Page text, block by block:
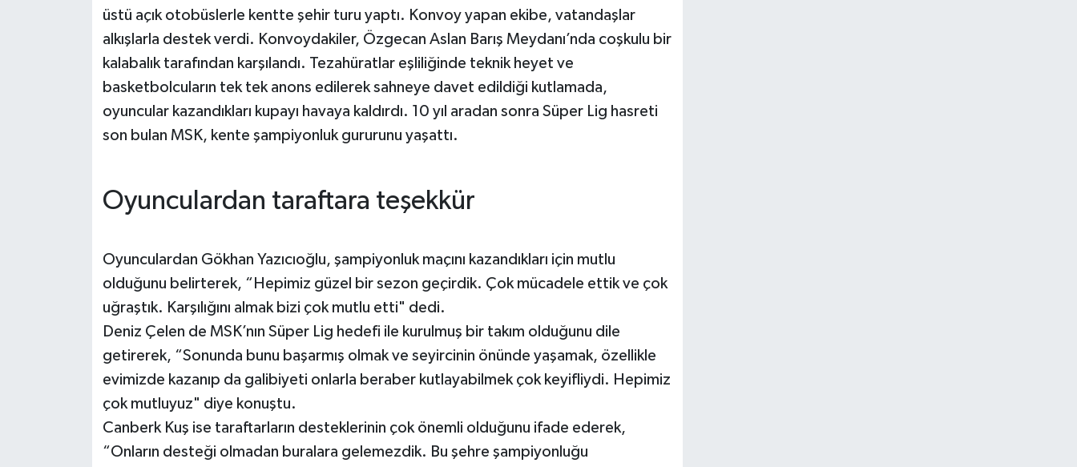
üstü açık otobüslerle kentte şehir turu yaptı. Konvoy yapan ekibe, vatandaşlar
alkışlarla destek verdi. Konvoydakiler, Özgecan Aslan Barış Meydanı’nda coşkulu bir
kalabalık tarafından karşılandı. Tezahüratlar eşliliğinde teknik heyet ve
basketbolcuların tek tek anons edilerek sahneye davet edildiği kutlamada,
oyuncular kazandıkları kupayı havaya kaldırdı. 10 yıl aradan sonra Süper Lig hasreti
son bulan MSK, kente şampiyonluk gururunu yaşattı.
Oyunculardan taraftara teşekkür
Oyunculardan Gökhan Yazıcıoğlu, şampiyonluk maçını kazandıkları için mutlu
olduğunu belirterek, “Hepimiz güzel bir sezon geçirdik. Çok mücadele ettik ve çok
uğraştık. Karşılığını almak bizi çok mutlu etti" dedi.
Deniz Çelen de MSK’nın Süper Lig hedefi ile kurulmuş bir takım olduğunu dile
getirerek, “Sonunda bunu başarmış olmak ve seyircinin önünde yaşamak, özellikle
evimizde kazanıp da galibiyeti onlarla beraber kutlayabilmek çok keyifliydi. Hepimiz
çok mutluyuz" diye konuştu.
Canberk Kuş ise taraftarların desteklerinin çok önemli olduğunu ifade ederek,
“Onların desteği olmadan buralara gelemezdik. Bu şehre şampiyonluğu